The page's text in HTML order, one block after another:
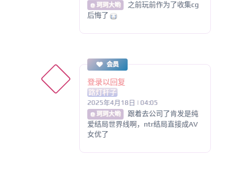
@ 珂珂大哟
之前玩前作为了收集cg
后悔了
会员
登录以回复
路灯杆子
2025年4月18日 | 04:05
@ 珂珂大哟
跟着去公司了肯发是纯
爱结局世界线啊，ntr结局直接成AV
女优了